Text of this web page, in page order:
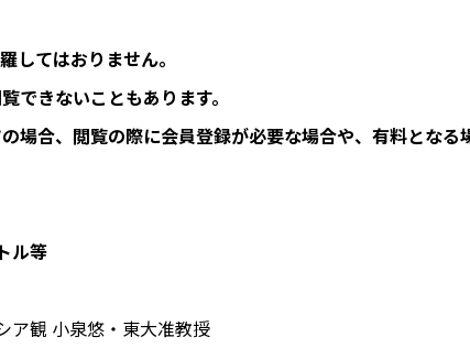
してはおりません。
できないこともあります。
場合、閲覧の際に会員登録が必要な場合や、有料となる
ル等
ア観 小泉悠・東大准教授